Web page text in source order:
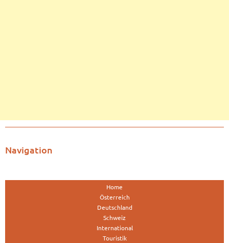
Navigation
Home
Österreich
Deutschland
Schweiz
International
Touristik